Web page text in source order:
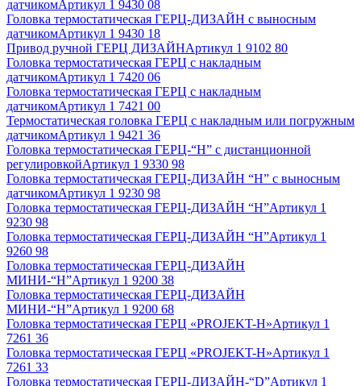
датчикомАртикул 1 9430 08
Головка термостатическая ГЕРЦ-ДИЗАЙН с выносным
датчикомАртикул 1 9430 18
Привод ручной ГЕРЦ ДИЗАЙНАртикул 1 9102 80
Головка термостатическая ГЕРЦ с накладным
датчикомАртикул 1 7420 06
Головка термостатическая ГЕРЦ с накладным
датчикомАртикул 1 7421 00
Термостатическая головка ГЕРЦ с накладным или погружным
датчикомАртикул 1 9421 36
Головка термостатическая ГЕРЦ-“Н” с дистанционной
регулировкойАртикул 1 9330 98
Головка термостатическая ГЕРЦ-ДИЗАЙН “Н” с выносным
датчикомАртикул 1 9230 98
Головка термостатическая ГЕРЦ-ДИЗАЙН “Н”Артикул 1
9230 98
Головка термостатическая ГЕРЦ-ДИЗАЙН “Н”Артикул 1
9260 98
Головка термостатическая ГЕРЦ-ДИЗАЙН
МИНИ-“Н”Артикул 1 9200 38
Головка термостатическая ГЕРЦ-ДИЗАЙН
МИНИ-“Н”Артикул 1 9200 68
Головка термостатическая ГЕРЦ «PROJEKT-Н»Артикул 1
7261 36
Головка термостатическая ГЕРЦ «PROJEKT-Н»Артикул 1
7261 33
Головка термостатическая ГЕРЦ-ДИЗАЙН-“D”Артикул 1